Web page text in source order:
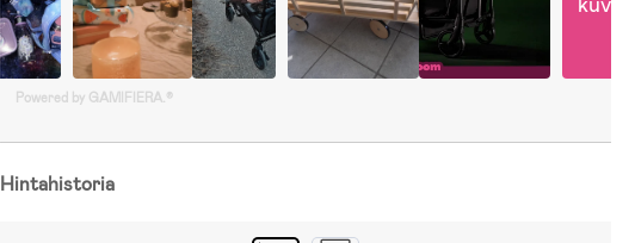
Powered by GAMIFIERA.®
Hintahistoria